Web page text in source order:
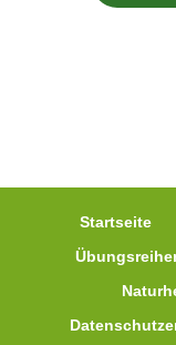
Startseite